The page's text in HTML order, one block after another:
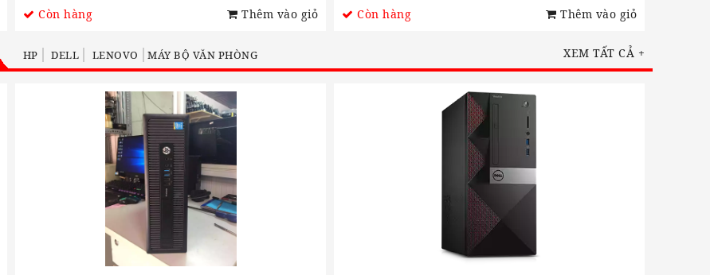
Còn hàng Thêm vào giỏ Còn hàng Thêm vào giỏ
HP DELL LENOVO MÁY BỘ VĂN PHÒNG XEM TẤT CẢ +